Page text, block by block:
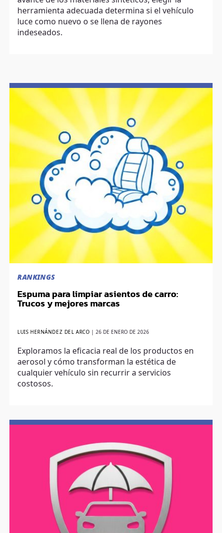
herramienta adecuada determina si el vehículo
luce como nuevo o se llena de rayones
indeseados.
RANKINGS
Espuma para limpiar asientos de carro:
Trucos y mejores marcas
LUIS HERNÁNDEZ DEL ARCO |26 DE ENERO DE 2026
Exploramos la eficacia real de los productos en
aerosol y cómo transforman la estética de
cualquier vehículo sin recurrir a servicios
costosos.